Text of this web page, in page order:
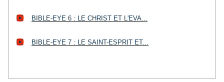
BIBLE-EYE 6 : LE CHRIST ET L'EVA...
BIBLE-EYE 7 : LE SAINT-ESPRIT ET...